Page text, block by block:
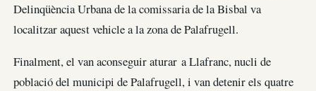
Delinqüència Urbana de la comissaria de la Bisbal va
localitzar aquest vehicle a la zona de Palafrugell.
Finalment, el van aconseguir aturar a Llafranc, nucli de
població del municipi de Palafrugell, i van detenir els quatre